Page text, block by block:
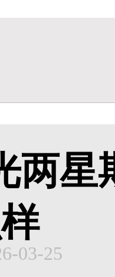
两星
03-25